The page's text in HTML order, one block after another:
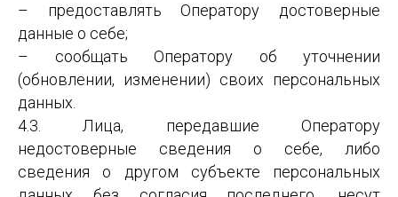
– предоставлять Оператору достоверные
данные о себе;
– сообщать Оператору об уточнении
(обновлении, изменении) своих персональных
данных.
4.3. Лица, передавшие Оператору
недостоверные сведения о себе, либо
сведения о другом субъекте персональных